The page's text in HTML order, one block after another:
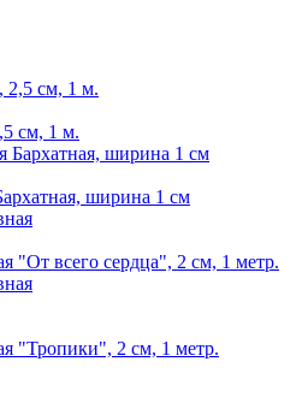
см, 1 м.
ширина 1 см
"От всего сердца", 2 см, 1 метр.
"Тропики", 2 см, 1 метр.